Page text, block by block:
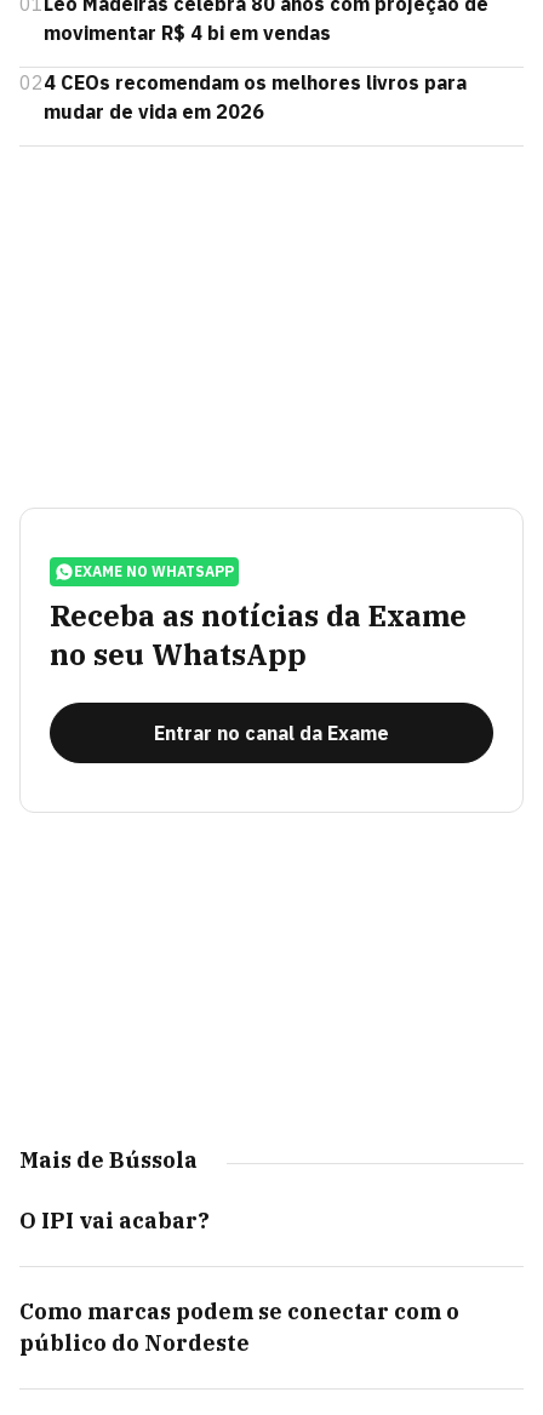
movimentar R$ 4 bi em vendas
024 CEOs recomendam os melhores livros para
mudar de vida em 2026
EXAME NO WHATSAPP
Receba as notícias da Exame
no seu WhatsApp
Entrar no canal da Exame
Mais de Bússola
O IPI vai acabar?
Como marcas podem se conectar com o
público do Nordeste